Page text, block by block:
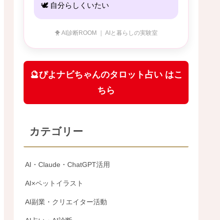
🕊 自分らしくいたい
🐥 AI診断ROOM ｜ AIと暮らしの実験室
🔮ぴよナビちゃんのタロット占い はこ
ちら
カテゴリー
AI・Claude・ChatGPT活用
AI×ペットイラスト
AI副業・クリエイター活動